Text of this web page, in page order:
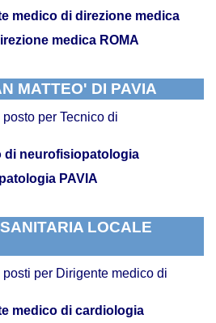
medico di direzione medica
medica ROMA
MATTEO' DI PAVIA
per Tecnico di
di neurofisiopatologia
PAVIA
LOCALE
per Dirigente medico di
medico di cardiologia